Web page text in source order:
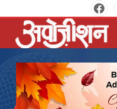
to
content
Opposition